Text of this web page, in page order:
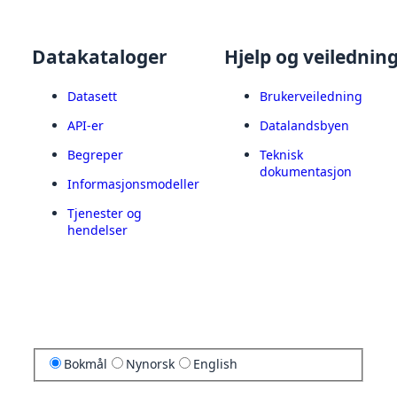
Datakataloger
Datasett
API-er
Begreper
Informasjonsmodeller
Tjenester og
hendelser
Hjelp og
Brukerveiledning
Datalandsbyen
Teknisk
dokumentasjon
Bokmål Nynorsk English